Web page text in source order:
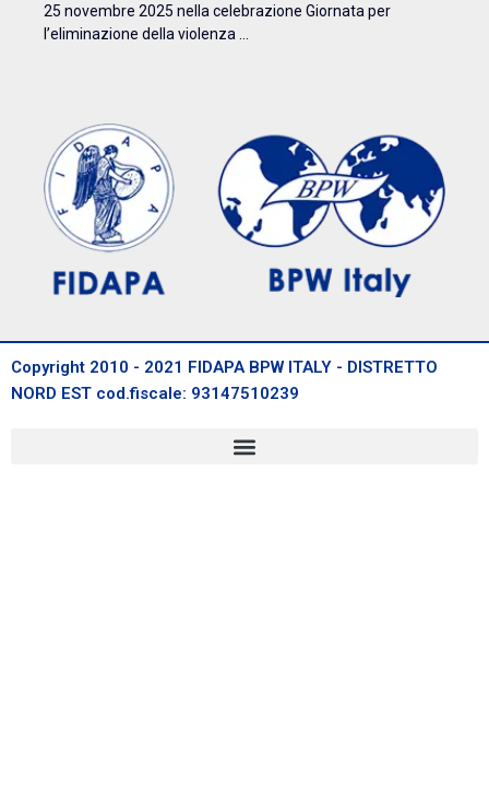
25 novembre 2025 nella celebrazione Giornata per
l’eliminazione della violenza ...
Copyright 2010 - 2021 FIDAPA BPW ITALY - DISTRETTO
NORD EST cod.fiscale: 93147510239